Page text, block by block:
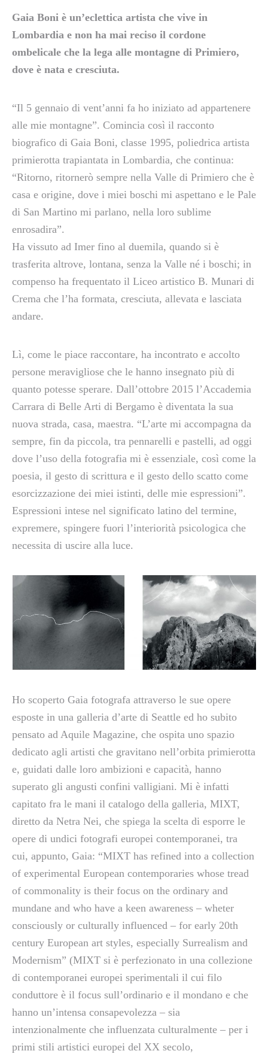
Gaia Boni è un’eclettica artista che vive in
Lombardia e non ha mai reciso il cordone
ombelicale che la lega alle montagne di Primiero,
dove è nata e cresciuta.
“Il 5 gennaio di vent’anni fa ho iniziato ad appartenere
alle mie montagne”. Comincia così il racconto
biografico di Gaia Boni, classe 1995, poliedrica artista
primierotta trapiantata in Lombardia, che continua:
“Ritorno, ritornerò sempre nella Valle di Primiero che è
casa e origine, dove i miei boschi mi aspettano e le Pale
di San Martino mi parlano, nella loro sublime
enrosadira”.
Ha vissuto ad Imer fino al duemila, quando si è
trasferita altrove, lontana, senza la Valle né i boschi; in
compenso ha frequentato il Liceo artistico B. Munari di
Crema che l’ha formata, cresciuta, allevata e lasciata
andare.
Lì, come le piace raccontare, ha incontrato e accolto
persone meravigliose che le hanno insegnato più di
quanto potesse sperare. Dall’ottobre 2015 l’Accademia
Carrara di Belle Arti di Bergamo è diventata la sua
nuova strada, casa, maestra. “L’arte mi accompagna da
sempre, fin da piccola, tra pennarelli e pastelli, ad oggi
dove l’uso della fotografia mi è essenziale, così come la
poesia, il gesto di scrittura e il gesto dello scatto come
esorcizzazione dei miei istinti, delle mie espressioni”.
Espressioni intese nel significato latino del termine,
expremere, spingere fuori l’interiorità psicologica che
necessita di uscire alla luce.
Ho scoperto Gaia fotografa attraverso le sue opere
esposte in una galleria d’arte di Seattle ed ho subito
pensato ad Aquile Magazine, che ospita uno spazio
dedicato agli artisti che gravitano nell’orbita primierotta
e, guidati dalle loro ambizioni e capacità, hanno
superato gli angusti confini valligiani. Mi è infatti
capitato fra le mani il catalogo della galleria, MIXT,
diretto da Netra Nei, che spiega la scelta di esporre le
opere di undici fotografi europei contemporanei, tra
cui, appunto, Gaia: “MIXT has refined into a collection
of experimental European contemporaries whose tread
of commonality is their focus on the ordinary and
mundane and who have a keen awareness – wheter
consciously or culturally influenced – for early 20th
century European art styles, especially Surrealism and
Modernism” (MIXT si è perfezionato in una collezione
di contemporanei europei sperimentali il cui filo
conduttore è il focus sull’ordinario e il mondano e che
hanno un’intensa consapevolezza – sia
intenzionalmente che influenzata culturalmente – per i
primi stili artistici europei del XX secolo,